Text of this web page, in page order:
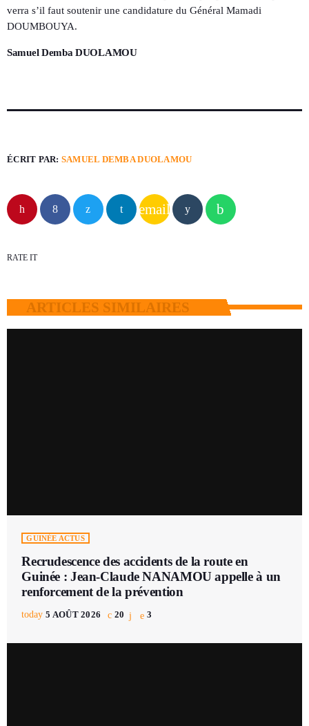
verra s’il faut soutenir une candidature du Général Mamadi
DOUMBOUYA.
Samuel Demba DUOLAMOU
ÉCRIT PAR: SAMUEL DEMBA DUOLAMOU
email
RATE IT
ARTICLES SIMILAIRES
GUINÉE ACTUS
Recrudescence des accidents de la route en
Guinée : Jean-Claude NANAMOU appelle à un
renforcement de la prévention
today 5 AOÛT 2026 20 3